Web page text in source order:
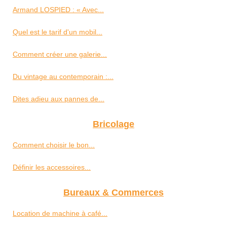
Armand LOSPIED : « Avec...
Quel est le tarif d'un mobil...
Comment créer une galerie...
Du vintage au contemporain :...
Dites adieu aux pannes de...
Bricolage
Comment choisir le bon...
Définir les accessoires...
Bureaux & Commerces
Location de machine à café...